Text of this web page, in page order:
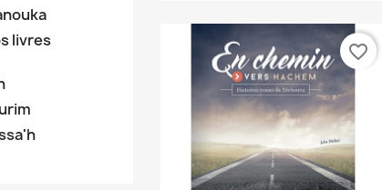
livres
favorite_border